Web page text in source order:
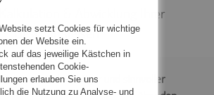
& Abwicklung Ihrer
Geschäftsreisen
sind wichtiger und sinnvoller
setzt Cookies für wichtige
der Website ein.
auf das jeweilige Kästchen in
Cookie-
erlauben Sie uns
die Nutzung zu Analyse- und